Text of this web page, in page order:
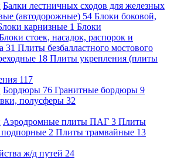
Балки лестничных сходов для железных
(автодорожные) 54 Блоки боковой,
карнизные 1 Блоки
стоек, насадок, распорок и
31 Плиты безбалластного мостового
18 Плиты укрепления (плиты
117
Бордюры 76 Гранитные бордюры 9
полусферы 32
Аэродромные плиты ПАГ 3 Плиты
2 Плиты трамвайные 13
ж/д путей 24